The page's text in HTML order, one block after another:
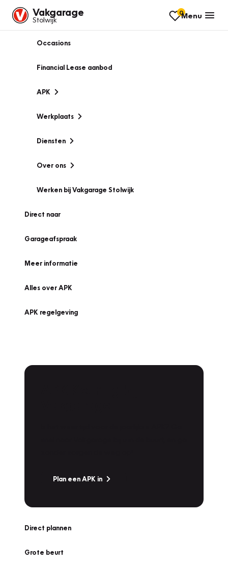
Vakgarage
Stolwijk
0Menu
Occasions
Financial Lease aanbod
APK
Werkplaats
Diensten
Over ons
Werken bij Vakgarage Stolwijk
Direct naar
Garageafspraak
Meer informatie
Alles over APK
APK regelgeving
Plan een APK in
Direct plannen
Grote beurt